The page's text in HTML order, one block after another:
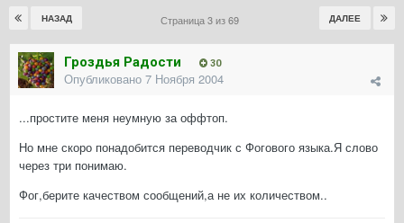
НАЗАД ДАЛЕЕ
Страница 3 из 69
Гроздья Радости 30
Опубликовано 7 Ноября 2004
...простите меня неумную за оффтоп.
Но мне скоро понадобится переводчик с Фогового языка.Я слово
через три понимаю.
Фог,берите качеством сообщений,а не их количеством..